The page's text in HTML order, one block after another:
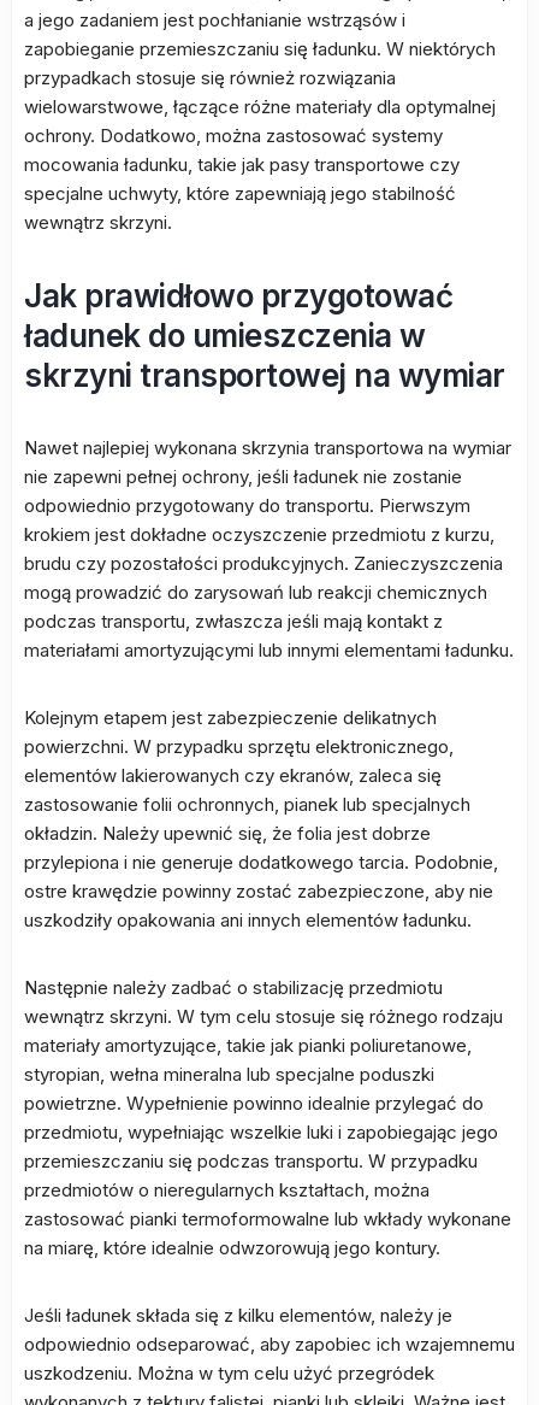
a jego zadaniem jest pochłanianie wstrząsów i
zapobieganie przemieszczaniu się ładunku. W niektórych
przypadkach stosuje się również rozwiązania
wielowarstwowe, łączące różne materiały dla optymalnej
ochrony. Dodatkowo, można zastosować systemy
mocowania ładunku, takie jak pasy transportowe czy
specjalne uchwyty, które zapewniają jego stabilność
wewnątrz skrzyni.
Jak prawidłowo przygotować
ładunek do umieszczenia w
skrzyni transportowej na wymiar
Nawet najlepiej wykonana skrzynia transportowa na wymiar
nie zapewni pełnej ochrony, jeśli ładunek nie zostanie
odpowiednio przygotowany do transportu. Pierwszym
krokiem jest dokładne oczyszczenie przedmiotu z kurzu,
brudu czy pozostałości produkcyjnych. Zanieczyszczenia
mogą prowadzić do zarysowań lub reakcji chemicznych
podczas transportu, zwłaszcza jeśli mają kontakt z
materiałami amortyzującymi lub innymi elementami ładunku.
Kolejnym etapem jest zabezpieczenie delikatnych
powierzchni. W przypadku sprzętu elektronicznego,
elementów lakierowanych czy ekranów, zaleca się
zastosowanie folii ochronnych, pianek lub specjalnych
okładzin. Należy upewnić się, że folia jest dobrze
przylepiona i nie generuje dodatkowego tarcia. Podobnie,
ostre krawędzie powinny zostać zabezpieczone, aby nie
uszkodziły opakowania ani innych elementów ładunku.
Następnie należy zadbać o stabilizację przedmiotu
wewnątrz skrzyni. W tym celu stosuje się różnego rodzaju
materiały amortyzujące, takie jak pianki poliuretanowe,
styropian, wełna mineralna lub specjalne poduszki
powietrzne. Wypełnienie powinno idealnie przylegać do
przedmiotu, wypełniając wszelkie luki i zapobiegając jego
przemieszczaniu się podczas transportu. W przypadku
przedmiotów o nieregularnych kształtach, można
zastosować pianki termoformowalne lub wkłady wykonane
na miarę, które idealnie odwzorowują jego kontury.
Jeśli ładunek składa się z kilku elementów, należy je
odpowiednio odseparować, aby zapobiec ich wzajemnemu
uszkodzeniu. Można w tym celu użyć przegródek